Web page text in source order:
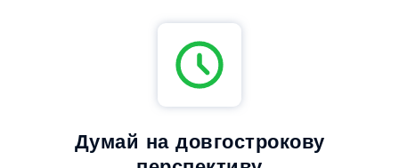
Думай на довгострокову